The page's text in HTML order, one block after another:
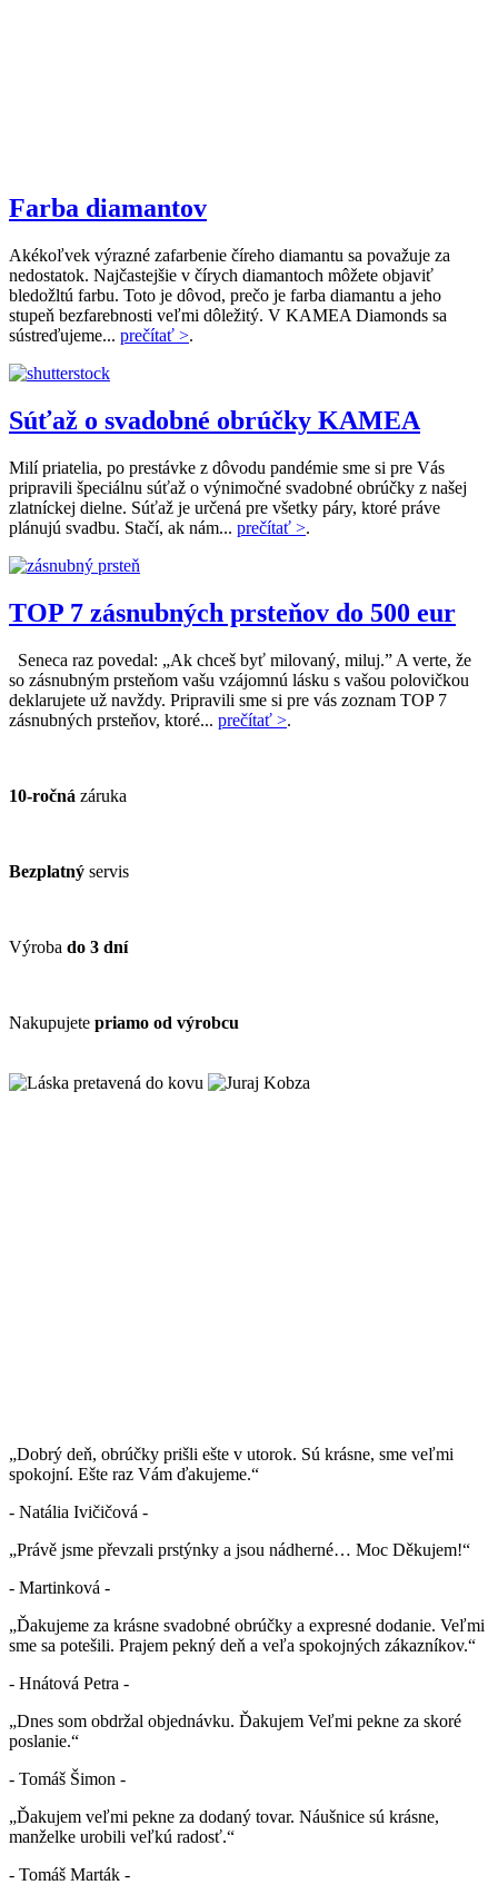
Farba diamantov
Akékoľvek výrazné zafarbenie číreho diamantu sa považuje za
nedostatok. Najčastejšie v čírych diamantoch môžete objaviť
bledožltú farbu. Toto je dôvod, prečo je farba diamantu a jeho
stupeň bezfarebnosti veľmi dôležitý. V KAMEA Diamonds sa
sústreďujeme... prečítať >.
Súťaž o svadobné obrúčky KAMEA
Milí priatelia, po prestávke z dôvodu pandémie sme si pre Vás
pripravili špeciálnu súťaž o výnimočné svadobné obrúčky z našej
zlatníckej dielne. Súťaž je určená pre všetky páry, ktoré práve
plánujú svadbu. Stačí, ak nám... prečítať >.
TOP 7 zásnubných prsteňov do 500 eur
Seneca raz povedal: „Ak chceš byť milovaný, miluj.” A verte, že
so zásnubným prsteňom vašu vzájomnú lásku s vašou polovičkou
deklarujete už navždy. Pripravili sme si pre vás zoznam TOP 7
zásnubných prsteňov, ktoré... prečítať >.
10-ročná záruka
Bezplatný servis
Výroba do 3 dní
Nakupujete priamo od výrobcu
„Dobrý deň, obrúčky prišli ešte v utorok. Sú krásne, sme veľmi
spokojní. Ešte raz Vám ďakujeme.“
- Natália Ivičičová -
„Právě jsme převzali prstýnky a jsou nádherné… Moc Děkujem!“
- Martinková -
„Ďakujeme za krásne svadobné obrúčky a expresné dodanie. Veľmi
sme sa potešili. Prajem pekný deň a veľa spokojných zákazníkov.“
- Hnátová Petra -
„Dnes som obdržal objednávku. Ďakujem Veľmi pekne za skoré
poslanie.“
- Tomáš Šimon -
„Ďakujem veľmi pekne za dodaný tovar. Náušnice sú krásne,
manželke urobili veľkú radosť.“
- Tomáš Marták -